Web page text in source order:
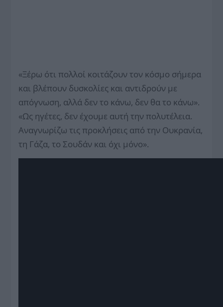
«Ξέρω ότι πολλοί κοιτάζουν τον κόσμο σήμερα
και βλέπουν δυσκολίες και αντιδρούν με
απόγνωση, αλλά δεν το κάνω, δεν θα το κάνω».
«Ως ηγέτες, δεν έχουμε αυτή την πολυτέλεια.
Αναγνωρίζω τις προκλήσεις από την Ουκρανία,
τη Γάζα, το Σουδάν και όχι μόνο».